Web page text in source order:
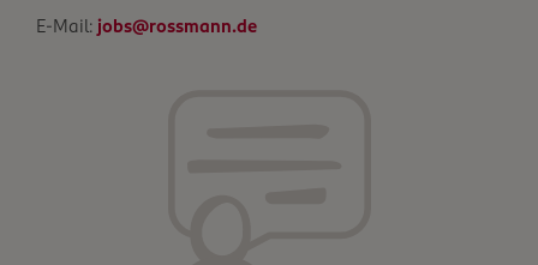
E-Mail: jobs@rossmann.de